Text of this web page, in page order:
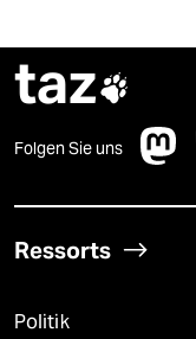
taz
Folgen Sie uns
Ressorts
Politik